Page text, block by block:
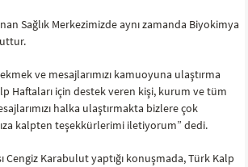
Sağlık Merkezimizde aynı zamanda Biyokimya
ve mesajlarımızı kamuoyuna ulaştırma
Haftaları için destek veren kişi, kurum ve tüm
halka ulaştırmakta bizlere çok
kalpten teşekkürlerimi iletiyorum” dedi.
Cengiz Karabulut yaptığı konuşmada, Türk Kalp